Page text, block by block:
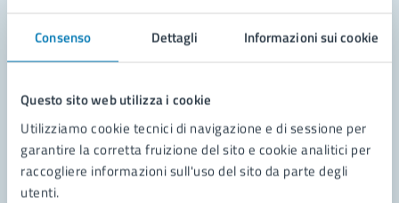
Consenso Dettagli Informazioni sui cookie
Questo sito web utilizza i cookie
Utilizziamo cookie tecnici di navigazione e di sessione per
garantire la corretta fruizione del sito e cookie analitici per
raccogliere informazioni sull'uso del sito da parte degli
utenti.
Leggi le domande frequenti
Richiedi assistenza
Prenota appuntamento
Problemi in città